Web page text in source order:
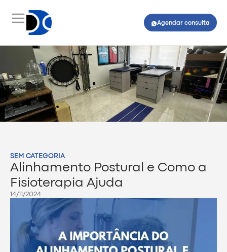
Agendar consulta
SEM CATEGORIA
Alinhamento Postural e Como a
Fisioterapia Ajuda
14/11/2024